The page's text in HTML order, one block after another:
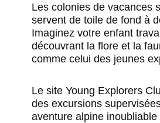
Les colonies de vacances
servent de toile de fond à
Imaginez votre enfant
découvrant la flore et la
comme celui des jeunes
Le site Young Explorers
des excursions
aventure alpine inoubliable